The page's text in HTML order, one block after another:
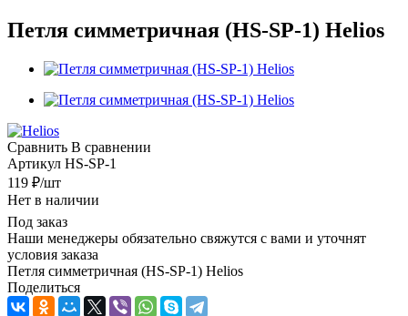
Петля симметричная (HS-SP-1) Helios
Сравнить В сравнении
Артикул HS-SP-1
119 ₽/шт
Нет в наличии
Под заказ
Наши менеджеры обязательно свяжутся с вами и уточнят
условия заказа
Петля симметричная (HS-SP-1) Helios
Поделиться